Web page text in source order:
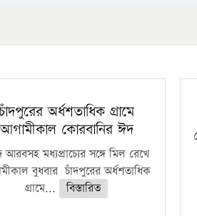
অর্ধশতাধিক গ্রামে
আগামীকাল কোরবানির ঈদ
আরবসহ মধ্যপ্রাচ্যের সঙ্গে মিল রেখে
বুধবার চাঁদপুরের অর্ধশতাধিক
গ্রামে...
বিস্তারিত